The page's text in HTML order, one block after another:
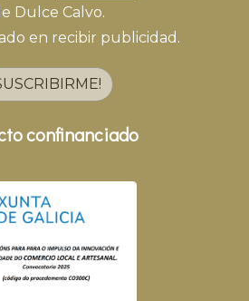
Dulce Calvo.
en recibir publicidad.
confinanciado